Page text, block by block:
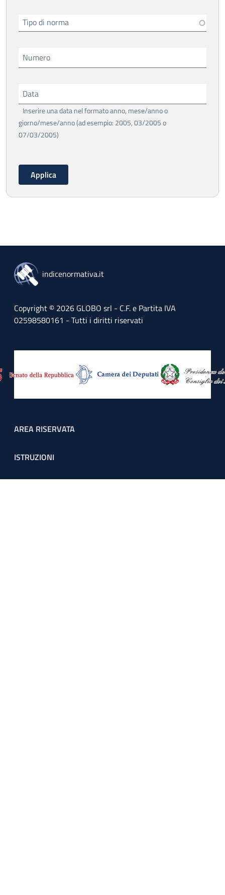
Tipo di norma
Numero
Data
Inserire una data nel formato anno, mese/anno o
giorno/mese/anno (ad esempio: 2005, 03/2005 o
07/03/2005)
indicenormativa.it
Copyright © 2026 GLOBO srl - C.F. e Partita IVA
02598580161 - Tutti i diritti riservati
Footer menu
AREA RISERVATA
ISTRUZIONI